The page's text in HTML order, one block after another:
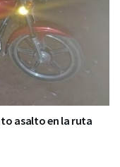
asalto en la ruta